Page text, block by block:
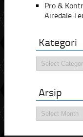
Pro &
Airedale
Kategori
Kategori
Arsip
Arsip